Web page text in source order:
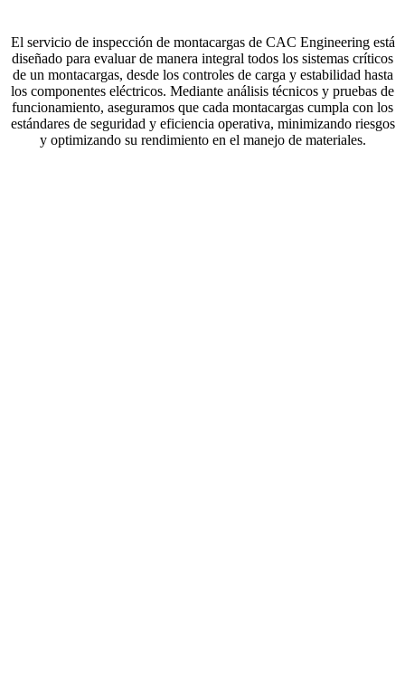
El servicio de inspección de montacargas de CAC Engineering está
diseñado para evaluar de manera integral todos los sistemas críticos
de un montacargas, desde los controles de carga y estabilidad hasta
los componentes eléctricos. Mediante análisis técnicos y pruebas de
funcionamiento, aseguramos que cada montacargas cumpla con los
estándares de seguridad y eficiencia operativa, minimizando riesgos
y optimizando su rendimiento en el manejo de materiales.